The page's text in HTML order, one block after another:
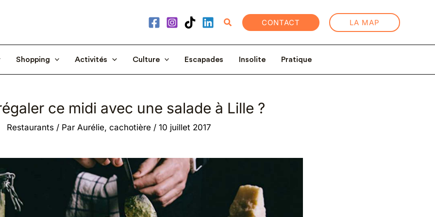
RechercherCONTACT LA MAP
Shopping Activités Culture Escapades Insolite Pratique
ce midi avec une salade à Lille ?
Restaurants / Par Aurélie, cachotière / 10 juillet 2017